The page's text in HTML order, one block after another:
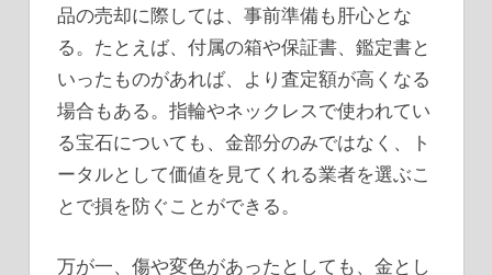
品の売却に際しては、事前準備も肝心とな
る。たとえば、付属の箱や保証書、鑑定書と
いったものがあれば、より査定額が高くなる
場合もある。指輪やネックレスで使われてい
る宝石についても、金部分のみではなく、ト
ータルとして価値を見てくれる業者を選ぶこ
とで損を防ぐことができる。
万が一、傷や変色があったとしても、金とし